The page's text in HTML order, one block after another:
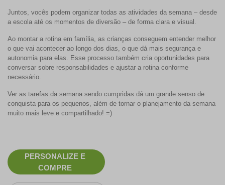
Juntos, vocês podem organizar todas as atividades da semana – desde
a escola até os momentos de diversão – de forma clara e visual.
Ao montar a rotina em família, as crianças conseguem entender melhor
o que vai acontecer ao longo dos dias, o que dá mais segurança e
autonomia para elas. Esse processo também cria oportunidades para
conversar sobre responsabilidades e ajustar a rotina conforme
necessário.
Ver as tarefas da semana sendo cumpridas dá um grande senso de
conquista para os pequenos, além de tornar o planejamento da semana
muito mais leve e compartilhado! =)
PERSONALIZE E
COMPRE